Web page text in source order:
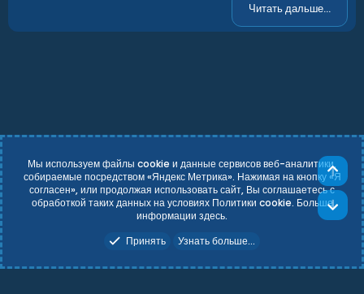
Читать дальше...
Russian (RU)
Условия и правила
Политика конфиденциальности
Справка Главная
R
Мы используем файлы cookie и данные сервисов веб-аналитики,
собираемые посредством «Яндекс Метрика». Нажимая на кнопку «Я
согласен», или продолжая использовать сайт, Вы соглашаетесь с
обработкой таких данных на условиях Политики cookie. Больше
информации здесь.
Принять
Узнать больше...